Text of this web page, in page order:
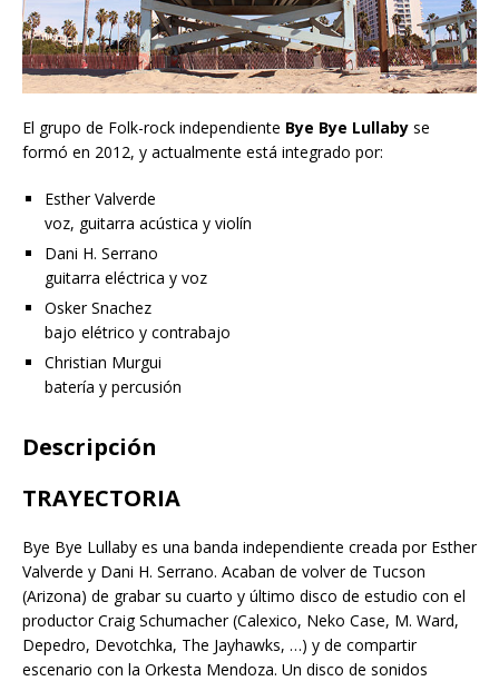
El grupo de Folk-rock independiente Bye Bye Lullaby se
formó en 2012, y actualmente está integrado por:
Esther Valverde
voz, guitarra acústica y violín
Dani H. Serrano
guitarra eléctrica y voz
Osker Snachez
bajo elétrico y contrabajo
Christian Murgui
batería y percusión
Descripción
TRAYECTORIA
Bye Bye Lullaby es una banda independiente creada por Esther
Valverde y Dani H. Serrano. Acaban de volver de Tucson
(Arizona) de grabar su cuarto y último disco de estudio con el
productor Craig Schumacher (Calexico, Neko Case, M. Ward,
Depedro, Devotchka, The Jayhawks, …) y de compartir
escenario con la Orkesta Mendoza. Un disco de sonidos